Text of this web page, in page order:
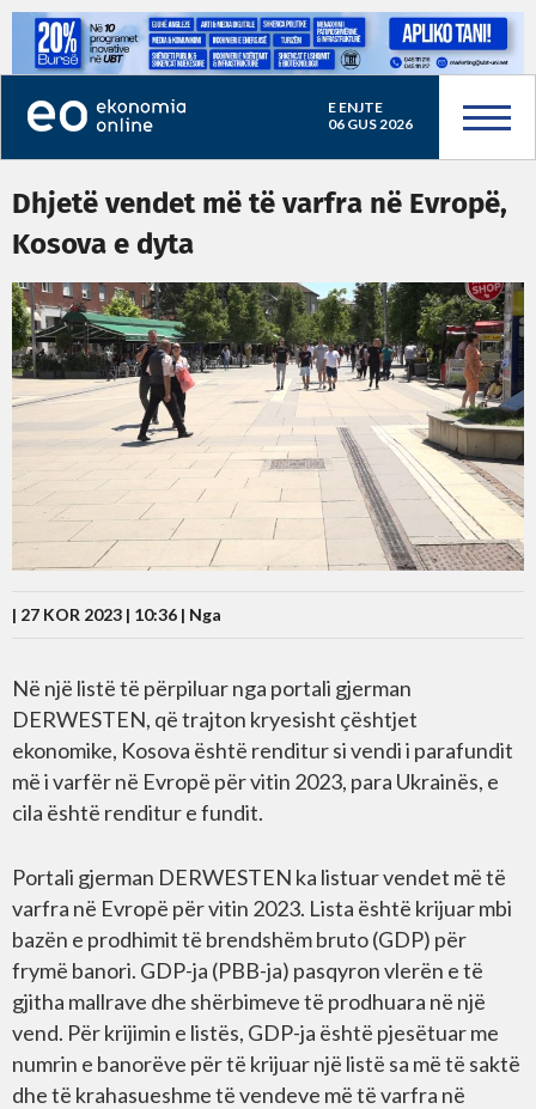
E ENJTE
06 GUS 2026
Dhjetë vendet më të varfra në Evropë,
Kosova e dyta
| 27 KOR 2023 | 10:36 | Nga
Në një listë të përpiluar nga portali gjerman
DERWESTEN, që trajton kryesisht çështjet
ekonomike, Kosova është renditur si vendi i parafundit
më i varfër në Evropë për vitin 2023, para Ukrainës, e
cila është renditur e fundit.
Portali gjerman DERWESTEN ka listuar vendet më të
varfra në Evropë për vitin 2023. Lista është krijuar mbi
bazën e prodhimit të brendshëm bruto (GDP) për
frymë banori. GDP-ja (PBB-ja) pasqyron vlerën e të
gjitha mallrave dhe shërbimeve të prodhuara në një
vend. Për krijimin e listës, GDP-ja është pjesëtuar me
numrin e banorëve për të krijuar një listë sa më të saktë
dhe të krahasueshme të vendeve më të varfra në